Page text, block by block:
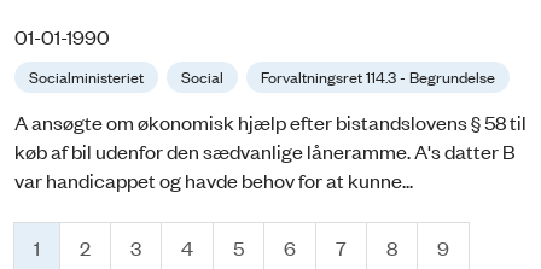
01-01-1990
Socialministeriet Social Forvaltningsret 114.3 - Begrundelse
A ansøgte om økonomisk hjælp efter bistandslovens § 58 til
køb af bil udenfor den sædvanlige låneramme. A's datter B
var handicappet og havde behov for at kunne...
1 2 3 4 5 6 7 8
9